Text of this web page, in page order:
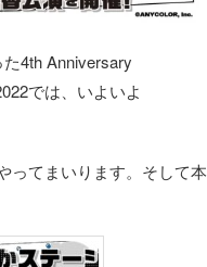
4th Anniversary
では、いよいよ
ってまいります。そして本